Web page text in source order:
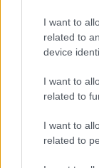
I want to
related to
device
I want to
related to
I want to
related to
Ακολουθήστε το